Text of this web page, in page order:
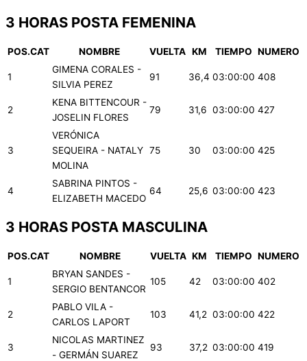
3 HORAS POSTA FEMENINA
POS.CAT NOMBRE VUELTA KM TIEMPO NUMERO
1
GIMENA CORALES -
SILVIA PEREZ
91 36,4 03:00:00 408
2
KENA BITTENCOUR -
JOSELIN FLORES
79 31,6 03:00:00 427
3
VERÓNICA
SEQUEIRA - NATALY
MOLINA
75 30 03:00:00 425
4
SABRINA PINTOS -
ELIZABETH MACEDO
64 25,6 03:00:00 423
3 HORAS POSTA MASCULINA
POS.CAT NOMBRE VUELTA KM TIEMPO NUMERO
1
BRYAN SANDES -
SERGIO BENTANCOR
105 42 03:00:00 402
2
PABLO VILA -
CARLOS LAPORT
103 41,2 03:00:00 422
3
NICOLAS MARTINEZ
- GERMÁN SUAREZ
93 37,2 03:00:00 419